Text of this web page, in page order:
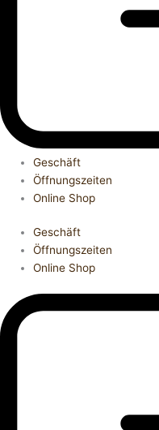
Geschäft
Öffnungszeiten
Online Shop
Geschäft
Öffnungszeiten
Online Shop